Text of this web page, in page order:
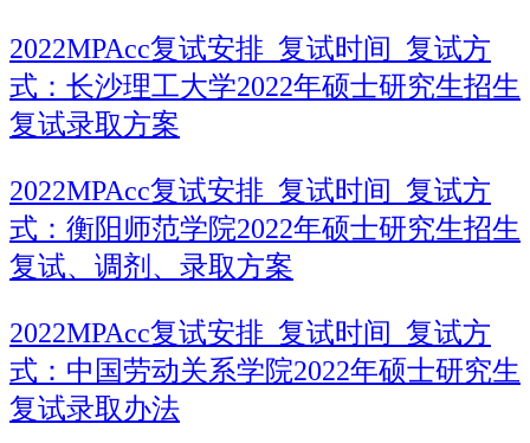
2022MPAcc复试安排_复试时间_复试方
式：长沙理工大学2022年硕士研究生招生
复试录取方案
2022MPAcc复试安排_复试时间_复试方
式：衡阳师范学院2022年硕士研究生招生
复试、调剂、录取方案
2022MPAcc复试安排_复试时间_复试方
式：中国劳动关系学院2022年硕士研究生
复试录取办法